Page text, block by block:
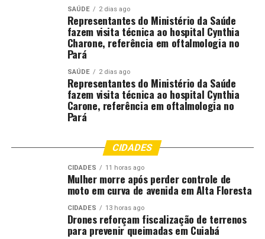
SAÚDE 2 dias ago
Representantes do Ministério da Saúde
fazem visita técnica ao hospital Cynthia
Charone, referência em oftalmologia no
Pará
SAÚDE 2 dias ago
Representantes do Ministério da Saúde
fazem visita técnica ao hospital Cynthia
Carone, referência em oftalmologia no
Pará
CIDADES
CIDADES 11 horas ago
Mulher morre após perder controle de
moto em curva de avenida em Alta Floresta
CIDADES 13 horas ago
Drones reforçam fiscalização de terrenos
para prevenir queimadas em Cuiabá